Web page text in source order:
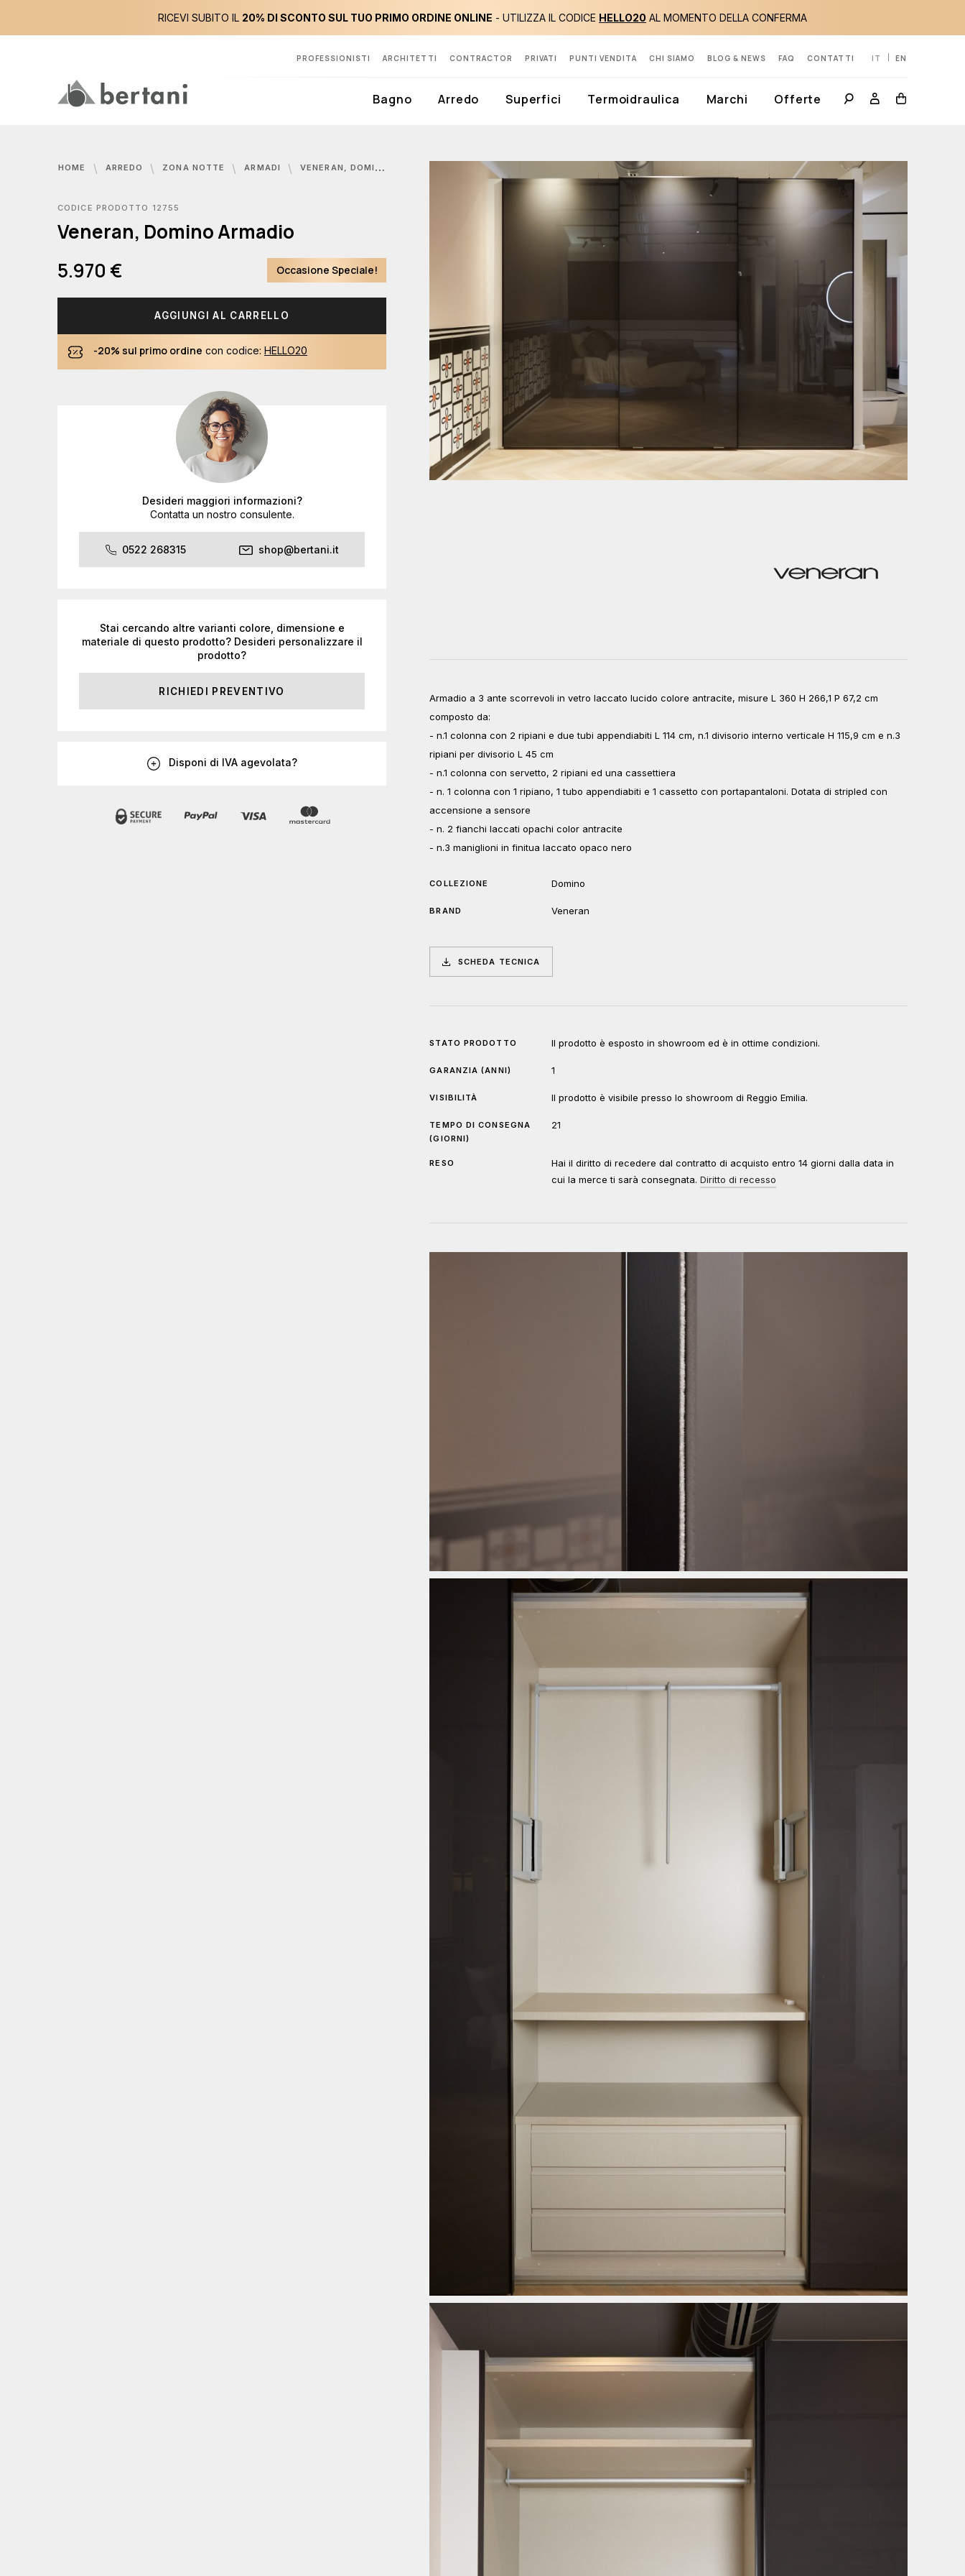
RICEVI SUBITO IL 20% DI SCONTO SUL TUO PRIMO ORDINE ONLINE - UTILIZZA IL CODICE HELLO20 AL MOMENTO DELLA CONFERMA
PROFESSIONISTI ARCHITETTI CONTRACTOR PRIVATI PUNTI VENDITA CHI SIAMO BLOG & NEWS FAQ CONTATTI IT EN
Bagno Arredo Superfici Termoidraulica Marchi Offerte
HOME ARREDO ZONA NOTTE ARMADI VENERAN, DOMINO ARMADIO
CODICE PRODOTTO 12755
Veneran, Domino Armadio
5.970 €
Occasione Speciale!
AGGIUNGI AL CARRELLO
-20% sul primo ordine con codice: HELLO20
Desideri maggiori informazioni?
Contatta un nostro consulente.
0522 268315 shop@bertani.it
Stai cercando altre varianti colore, dimensione e
materiale di questo prodotto? Desideri personalizzare il
prodotto?
RICHIEDI PREVENTIVO
Disponi di IVA agevolata?
Armadio a 3 ante scorrevoli in vetro laccato lucido colore antracite, misure L 360 H 266,1 P 67,2 cm
composto da:
- n.1 colonna con 2 ripiani e due tubi appendiabiti L 114 cm, n.1 divisorio interno verticale H 115,9 cm e n.3
ripiani per divisorio L 45 cm
- n.1 colonna con servetto, 2 ripiani ed una cassettiera
- n. 1 colonna con 1 ripiano, 1 tubo appendiabiti e 1 cassetto con portapantaloni. Dotata di stripled con
accensione a sensore
- n. 2 fianchi laccati opachi color antracite
- n.3 maniglioni in finitua laccato opaco nero
COLLEZIONE Domino
BRAND Veneran
SCHEDA TECNICA
STATO PRODOTTO Il prodotto è esposto in showroom ed è in ottime condizioni.
GARANZIA (ANNI) 1
VISIBILITÀ Il prodotto è visibile presso lo showroom di Reggio Emilia.
TEMPO DI CONSEGNA
(GIORNI)
21
RESO
Hai il diritto di recedere dal contratto di acquisto entro 14 giorni dalla data in
cui la merce ti sarà consegnata.Diritto di recesso